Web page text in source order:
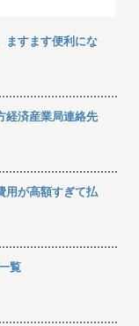
ますます便利にな
経済産業局連絡先
用が高額すぎて払
覧